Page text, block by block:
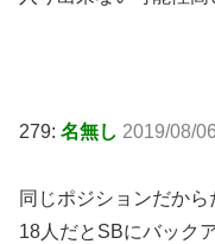
279: 名無し 2019/08/
同じポジションだから
18人だとSBにバック